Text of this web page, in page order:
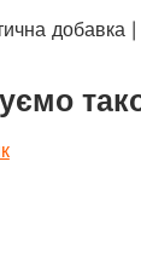
добавка |